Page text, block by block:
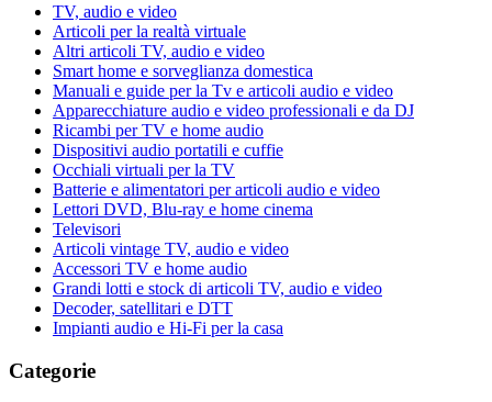
TV, audio e video
Articoli per la realtà virtuale
Altri articoli TV, audio e video
Smart home e sorveglianza domestica
Manuali e guide per la Tv e articoli audio e video
Apparecchiature audio e video professionali e da DJ
Ricambi per TV e home audio
Dispositivi audio portatili e cuffie
Occhiali virtuali per la TV
Batterie e alimentatori per articoli audio e video
Lettori DVD, Blu-ray e home cinema
Televisori
Articoli vintage TV, audio e video
Accessori TV e home audio
Grandi lotti e stock di articoli TV, audio e video
Decoder, satellitari e DTT
Impianti audio e Hi-Fi per la casa
Categorie